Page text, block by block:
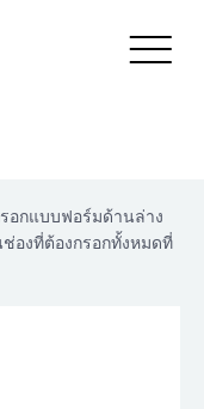
อกแบบฟอร์มด้านล่าง
องที่ต้องกรอกทั้งหมดที่